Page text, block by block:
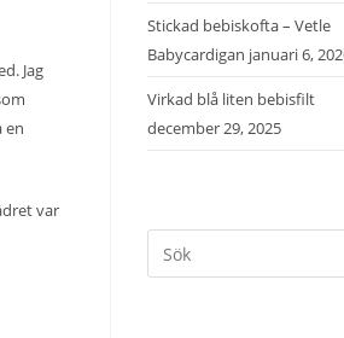
Jag
en
var
Stickad bebiskofta – Vetle
Babycardigan januari 6,
Virkad blå liten bebisfilt
december 29, 2025